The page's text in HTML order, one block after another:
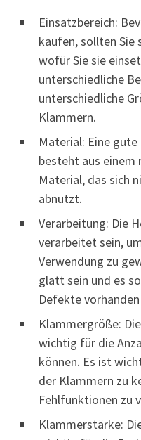
Einsatzbereich:
kaufen, sollten Sie
wofür Sie sie
unterschiedliche
unterschiedliche
Klammern.
Material: Eine
besteht aus einem
Material, das sich
abnutzt.
Verarbeitung: Die
verarbeitet sein,
Verwendung zu
glatt sein und es
Defekte
Klammergröße:
wichtig für die
können. Es ist
der Klammern zu
Fehlfunktionen zu
Klammerstärke: